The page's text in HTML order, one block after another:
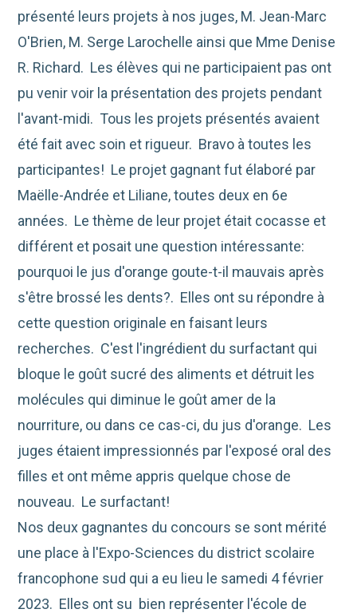
présenté leurs projets à nos juges, M. Jean-Marc
O'Brien, M. Serge Larochelle ainsi que Mme Denise
R. Richard. Les élèves qui ne participaient pas ont
pu venir voir la présentation des projets pendant
l'avant-midi. Tous les projets présentés avaient
été fait avec soin et rigueur. Bravo à toutes les
participantes! Le projet gagnant fut élaboré par
Maëlle-Andrée et Liliane, toutes deux en 6e
années. Le thème de leur projet était cocasse et
différent et posait une question intéressante:
pourquoi le jus d'orange goute-t-il mauvais après
s'être brossé les dents?. Elles ont su répondre à
cette question originale en faisant leurs
recherches. C'est l'ingrédient du surfactant qui
bloque le goût sucré des aliments et détruit les
molécules qui diminue le goût amer de la
nourriture, ou dans ce cas-ci, du jus d'orange. Les
juges étaient impressionnés par l'exposé oral des
filles et ont même appris quelque chose de
nouveau. Le surfactant!
Nos deux gagnantes du concours se sont mérité
une place à l'Expo-Sciences du district scolaire
francophone sud qui a eu lieu le samedi 4 février
2023. Elles ont su bien représenter l'école de